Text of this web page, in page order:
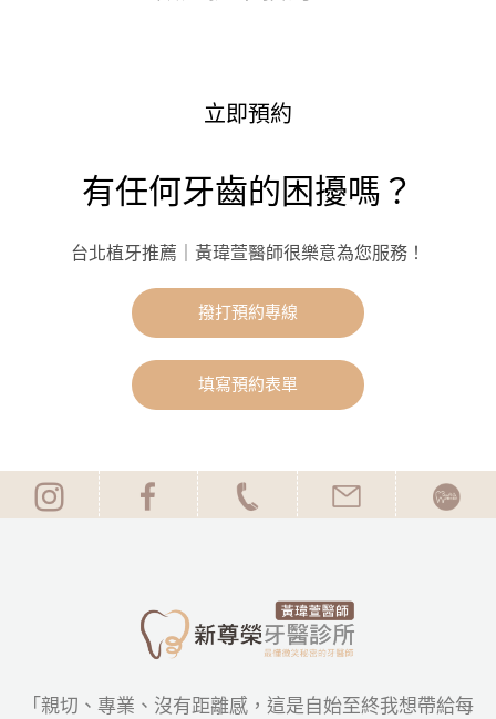
立即預約
有任何牙齒的困擾嗎？
台北植牙推薦｜黃瑋萱醫師很樂意為您服務！
撥打預約專線
填寫預約表單
「親切、專業、沒有距離感，這是自始至終我想帶給每